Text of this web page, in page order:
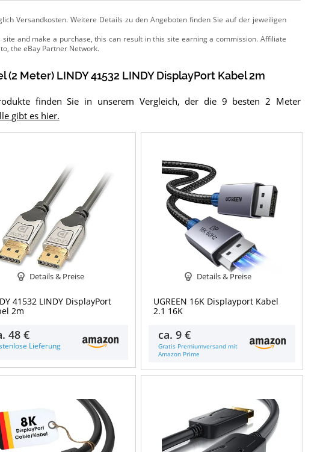
Versandkosten. Weitere Details zu den Angebotenfinden Sie auf der jeweiligen
(2 Meter) LINDY 41532 LINDY DisplayPort Kabel 2m
finden Sie in unserem Vergleich, der die 9 besten 2 Meter
gibt es hier.
Details & Preise
41532 LINDY DisplayPort
2m
48 €
Lieferung
Details & Preise
UGREEN 16K Displayport Kabel
2.1 16K
ca.9 €
Gratis Premiumversand mit
Amazon Prime